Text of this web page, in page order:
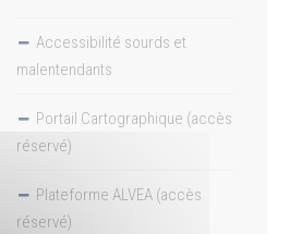
Accessibilité sourds et
malentendants
Portail Cartographique (accès
réservé)
Plateforme ALVEA (accès
réservé)